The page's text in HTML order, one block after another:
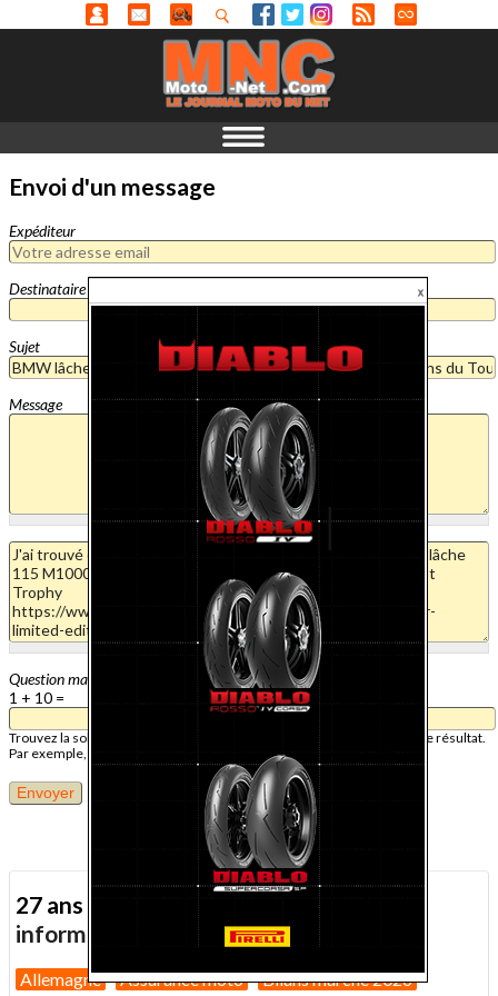
Envoi d'un message
Expéditeur
Destinataire
Sujet
Message
Question mathématique
1 + 10 =
Trouvez la solution de ce problème mathématique simple et saisissez le résultat.
Par exemple, pour 1 + 3, saisissez 4.
27 ans d'actualité moto :
toutes nos
informations depuis 1999 !
Allemagne Assurance moto Bilans marché 2026